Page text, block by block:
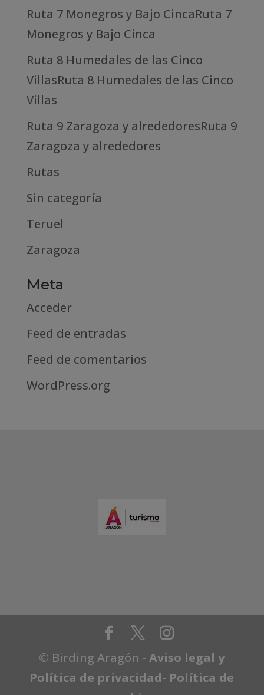
Ruta 7 Monegros y Bajo CincaRuta 7
Monegros y Bajo Cinca
Ruta 8 Humedales de las Cinco
VillasRuta 8 Humedales de las Cinco
Villas
Ruta 9 Zaragoza y alrededoresRuta 9
Zaragoza y alrededores
Rutas
Sin categoría
Teruel
Zaragoza
Meta
Acceder
Feed de entradas
Feed de comentarios
WordPress.org
© Birding Aragón -Aviso legal y
Política de privacidad- Política de